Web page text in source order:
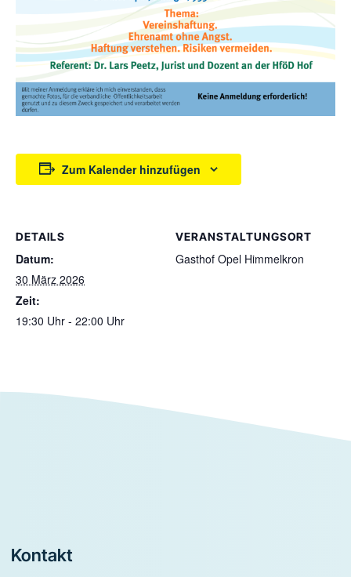
Zum Kalender hinzufügen
DETAILS
Datum:
30 März 2026
Zeit:
19:30 Uhr - 22:00 Uhr
VERANSTALTUNGSORT
Gasthof Opel Himmelkron
Footer
Kontakt